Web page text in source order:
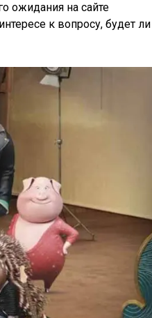
ожидания на сайте
к вопросу, будет ли